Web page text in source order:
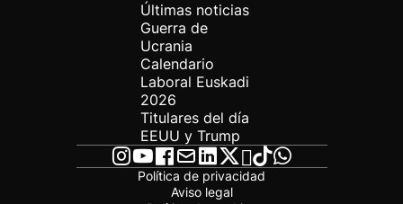
Últimas noticias
Guerra de
Ucrania
Calendario
Laboral Euskadi
2026
Titulares del día
EEUU y Trump
Política de privacidad
Aviso legal